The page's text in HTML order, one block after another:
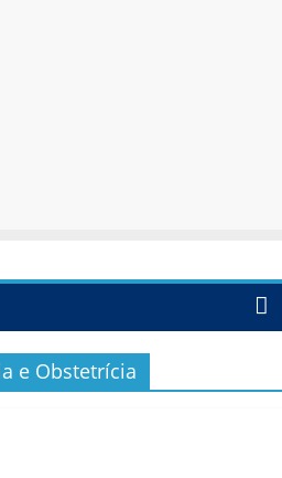
e Obstetrícia